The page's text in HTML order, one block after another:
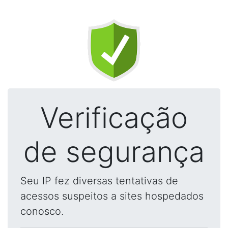
Verificação
de segurança
Seu IP fez diversas tentativas de
acessos suspeitos a sites hospedados
conosco.